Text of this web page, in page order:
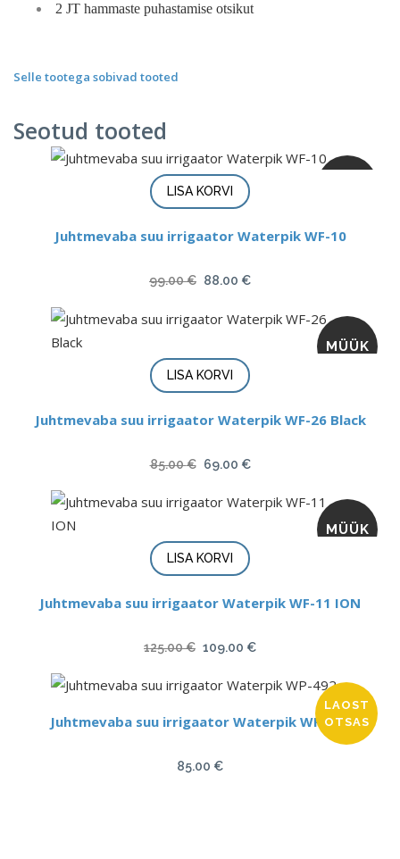
2 JT hammaste puhastamise otsikut
Selle tootega sobivad tooted
Seotud tooted
LISA KORVI
Juhtmevaba suu irrigaator Waterpik WF-10
99.00€ Algne
oli:
88.00 €Current
is:
MÜÜK
LISA KORVI
Juhtmevaba suu irrigaator Waterpik WF-26 Black
85.00€ Algne
oli:
69.00 €Current
is:
MÜÜK
LISA KORVI
Juhtmevaba suu irrigaator Waterpik WF-11 ION
125.00€ Algne
oli:
125.00 €.
109.00 €Current
is:
109.00 €.
LAOST
OTSAS
Juhtmevaba suu irrigaator Waterpik WP-492
85.00 €